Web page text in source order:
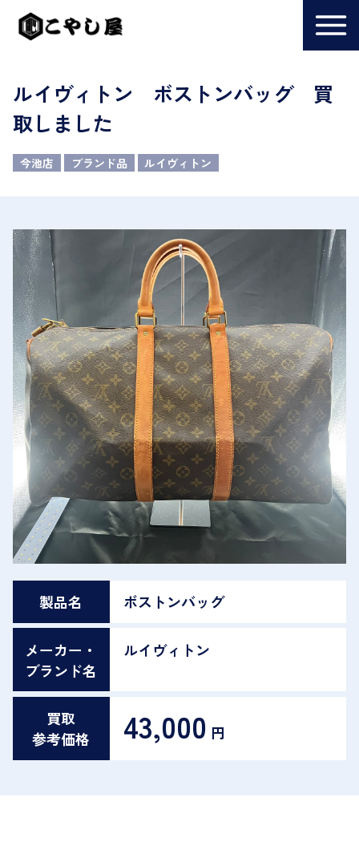
ルイヴィトン ボストンバッグ 買
取しました
今池店 ブランド品 ルイヴィトン
製品名 ボストンバッグ
メーカー・
ブランド名
ルイヴィトン
買取
参考価格
43,000 円